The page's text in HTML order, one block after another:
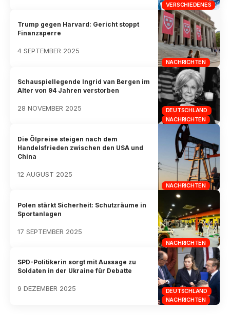
VERSCHIEDENES
NACHRICHTEN
Trump gegen Harvard: Gericht stoppt
Finanzsperre
4 SEPTEMBER 2025
DEUTSCHLAND
NACHRICHTEN
Schauspiellegende Ingrid van Bergen im
Alter von 94 Jahren verstorben
28 NOVEMBER 2025
NACHRICHTEN
Die Ölpreise steigen nach dem
Handelsfrieden zwischen den USA und
China
12 AUGUST 2025
NACHRICHTEN
Polen stärkt Sicherheit: Schutzräume in
Sportanlagen
17 SEPTEMBER 2025
DEUTSCHLAND
NACHRICHTEN
SPD-Politikerin sorgt mit Aussage zu
Soldaten in der Ukraine für Debatte
9 DEZEMBER 2025